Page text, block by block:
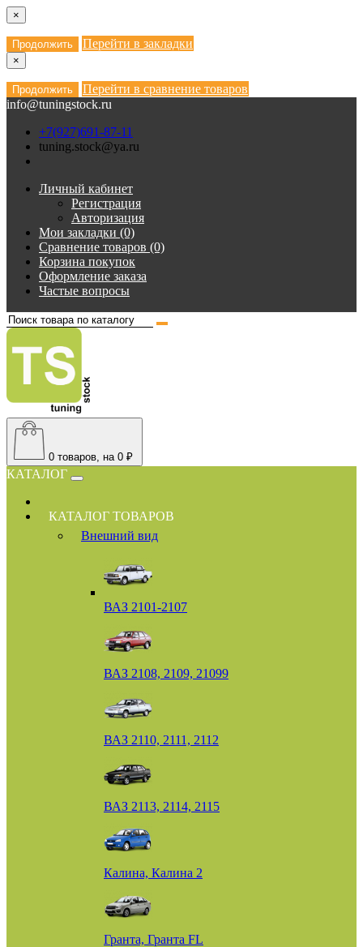
×
Продолжить Перейти в закладки
×
Продолжить
Перейти в сравнение товаров
info@tuningstock.ru
+7(927)691-87-11
tuning.stock@ya.ru
Личный кабинет
Регистрация
Авторизация
Мои закладки (0)
Сравнение товаров (0)
Корзина покупок
Оформление заказа
Частые вопросы
0 товаров, на 0 ₽
КАТАЛОГ
КАТАЛОГ ТОВАРОВ
Внешний вид
ВАЗ 2101-2107
ВАЗ 2108, 2109, 21099
ВАЗ 2110, 2111, 2112
ВАЗ 2113, 2114, 2115
Калина, Калина 2
Гранта, Гранта FL